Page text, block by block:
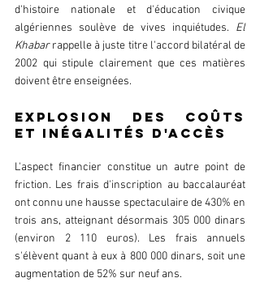
d'histoire nationale et d'éducation civique
algériennes soulève de vives inquiétudes. El
Khabar rappelle à juste titre l'accord bilatéral de
2002 qui stipule clairement que ces matières
doivent être enseignées.
EXPLOSION DES COÛTS
ET INÉGALITÉS D'ACCÈS
L'aspect financier constitue un autre point de
friction. Les frais d'inscription au baccalauréat
ont connu une hausse spectaculaire de 430% en
trois ans, atteignant désormais 305 000 dinars
(environ 2 110 euros). Les frais annuels
s'élèvent quant à eux à 800 000 dinars, soit une
augmentation de 52% sur neuf ans.